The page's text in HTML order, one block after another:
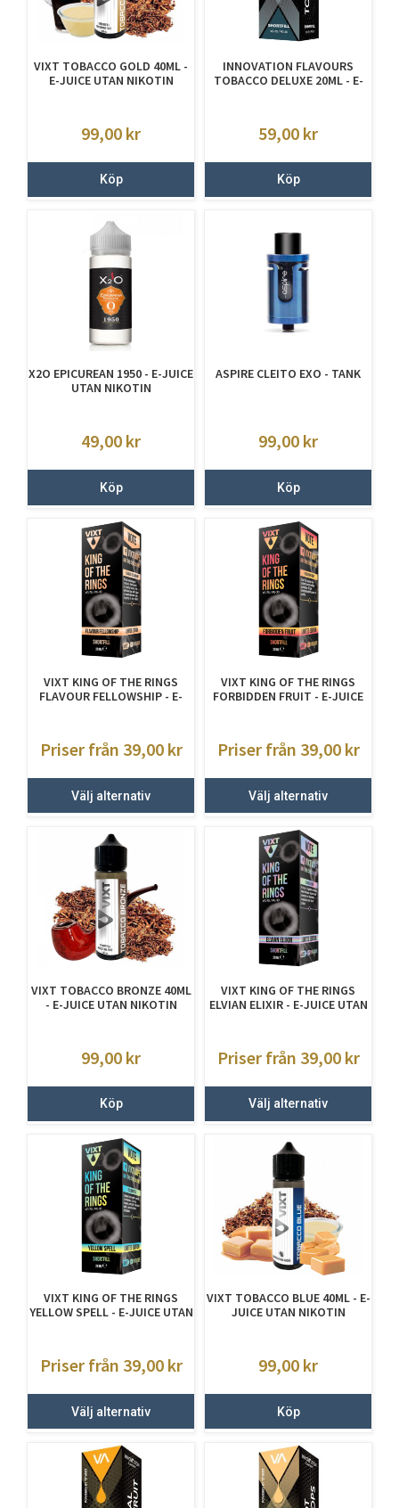
VIXT TOBACCO GOLD 40ML -
E-JUICE UTAN NIKOTIN
99,00 kr
Köp
INNOVATION FLAVOURS
TOBACCO DELUXE 20ML - E-
59,00 kr
Köp
X2O EPICUREAN 1950 - E-JUICE
UTAN NIKOTIN
49,00 kr
Köp
ASPIRE CLEITO EXO - TANK
99,00 kr
Köp
VIXT KING OF THE RINGS
FLAVOUR FELLOWSHIP - E-
Priser från 39,00 kr
Välj alternativ
VIXT KING OF THE RINGS
FORBIDDEN FRUIT - E-JUICE
Priser från 39,00 kr
Välj alternativ
VIXT TOBACCO BRONZE 40ML
- E-JUICE UTAN NIKOTIN
99,00 kr
Köp
VIXT KING OF THE RINGS
ELVIAN ELIXIR - E-JUICE UTAN
Priser från 39,00 kr
Välj alternativ
VIXT KING OF THE RINGS
YELLOW SPELL - E-JUICE UTAN
Priser från 39,00 kr
Välj alternativ
VIXT TOBACCO BLUE 40ML - E-
JUICE UTAN NIKOTIN
99,00 kr
Köp